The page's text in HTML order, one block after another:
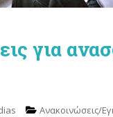
για
Ανακοινώσεις/